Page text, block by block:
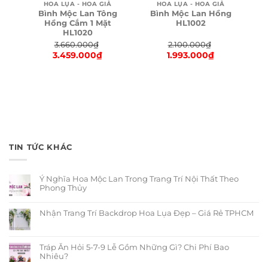
HOA LỤA - HOA GIẢ
Bình Mộc Lan Tông
Hồng Cắm 1 Mặt
HL1020
3.660.000₫
Original
3.459.000₫
HOA LỤA - HOA GIẢ
Bình Mộc Lan Hồng
HL1002
2.100.000₫
Original
1.993.000₫
TIN TỨC KHÁC
Ý Nghĩa Hoa Mộc Lan Trong Trang Trí Nội Thất Theo
Phong Thủy
Nhận Trang Trí Backdrop Hoa Lụa Đẹp – Giá Rẻ TPHCM
Tráp Ăn Hỏi 5-7-9 Lễ Gồm Những Gì? Chi Phí Bao
Nhiêu?